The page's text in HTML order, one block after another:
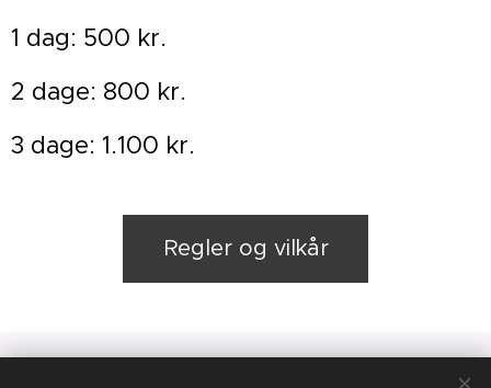
1 dag: 500 kr.
2 dage: 800 kr.
3 dage: 1.100 kr.
Regler og vilkår